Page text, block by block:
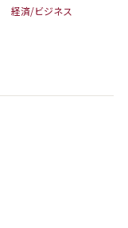
経済/ビジネス